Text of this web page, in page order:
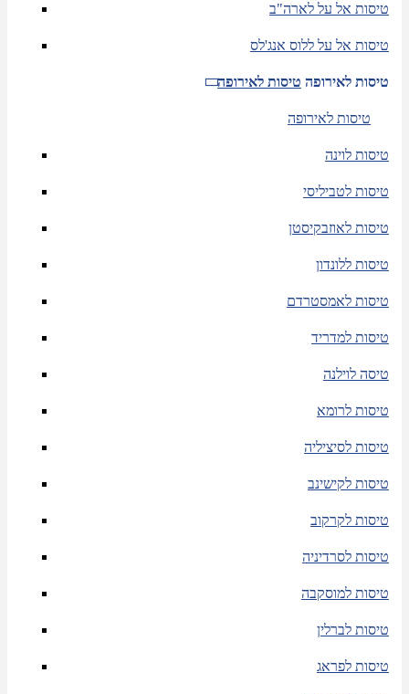
טיסות אל על לארה"ב
טיסות אל על ללוס אנג'לס
טיסות לאירופה טיסות לאירופה
טיסות לאירופה
טיסות לוינה
טיסות לטביליסי
טיסות לאוזבקיסטן
טיסות ללונדון
טיסות לאמסטרדם
טיסות למדריד
טיסה לוילנה
טיסות לרומא
טיסות לסיציליה
טיסות לקישינב
טיסות לקרקוב
טיסות לסרדיניה
טיסות למוסקבה
טיסות לברלין
טיסות לפראג